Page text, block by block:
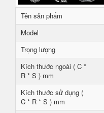
Tên sản phẩm
Model
Trọng lượng
Kích thước ngoài ( C *
R * S ) mm
Kích thước sử dụng (
C * R * S ) mm